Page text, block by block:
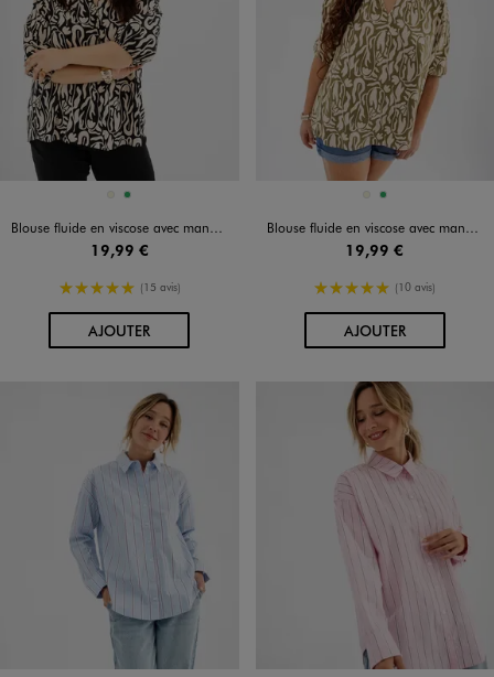
Disponible en 2 coloris
BEIGEVERT
Blouse fluide en viscose avec manches 3/4 femme grande taille
19,99 €
5/5 de moyenne
(15 avis)
AJOUTERAU PANIER
Disponible en 2 coloris
BEIGEVERT
Blouse fluide en viscose avec manches 3/4 femme grande taille
19,99 €
5/5 de moyenne
(10 avis)
AJOUTERAU PANIER